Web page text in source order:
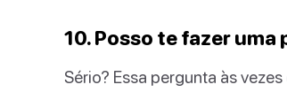
10. Posso te fazer uma
Sério? Essa pergunta às